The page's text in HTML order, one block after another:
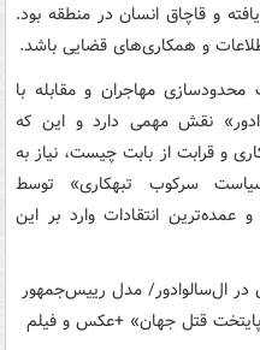
و قاچاق انسان در منطقه بود.
و همکاری‌های قضایی باشد.
مهاجران و مقابله با
نقش مهمی دارد و این که
و قرابت از بابت چیست، نیاز به
سرکوب تبهکاری» توسط
عمده‌ترین انتقادات وارد بر این